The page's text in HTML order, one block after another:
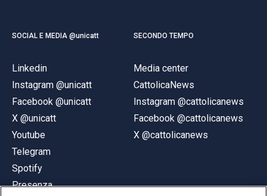
SOCIAL E MEDIA @unicatt
Linkedin
Instagram @unicatt
Facebook @unicatt
X @unicatt
Youtube
Telegram
Spotify
Presenza
SECONDO TEMPO
Media center
CattolicaNews
Instagram @cattolicanews
Facebook @cattolicanews
X @cattolicanews